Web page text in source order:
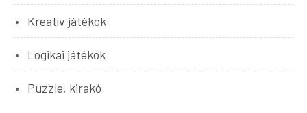
Kreatív játékok
Logikai játékok
Puzzle, kirakó